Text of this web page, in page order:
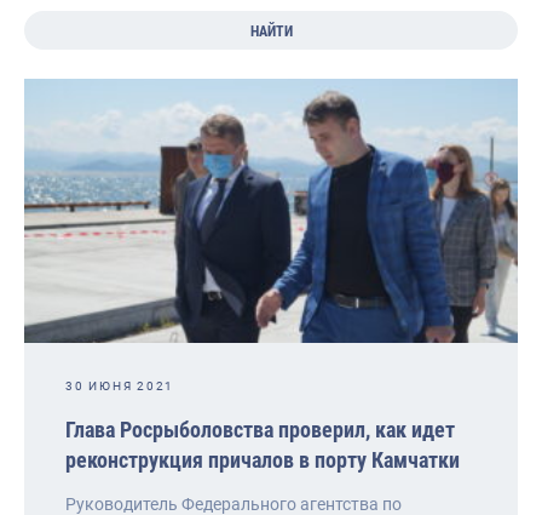
НАЙТИ
30 ИЮНЯ 2021
Глава Росрыболовства проверил, как идет
реконструкция причалов в порту Камчатки
Руководитель Федерального агентства по